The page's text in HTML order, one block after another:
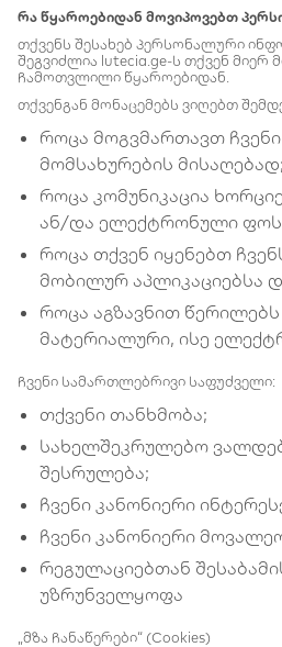
რა წყაროებიდან მოვიპოვებთ
თქვენს შესახებ პერსონალური
შეგვიძლია lutecia.ge-ს თქვენ
ჩამოთვლილი წყაროებიდან.
თქვენგან მონაცემებს ვიღებთ
როცა მოგვმართავთ
მომსახურების მისაღებად;
როცა კომუნიკაცია
ან/და ელექტრონული
როცა თქვენ იყენებთ
მობილურ აპლიკაციებსა
როცა აგზავნით
მატერიალური, ისე
ჩვენი სამართლებრივი საფუძველი:
თქვენი თანხმობა;
სახელშეკრულებო
შესრულება;
ჩვენი კანონიერი
ჩვენი კანონიერი
რეგულაციებთან
უზრუნველყოფა
„მზა ჩანაწერები“ (Cookies)